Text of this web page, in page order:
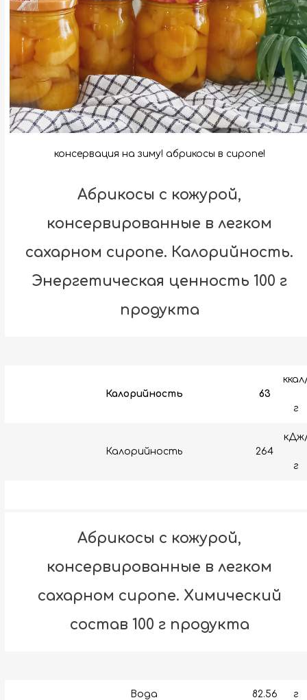
консервация на зиму! абрикосы в сиропе!
Абрикосы с кожурой,
консервированные в легком
сахарном сиропе. Калорийность.
Энергетическая ценность 100 г
продукта
Калорийность 63
г
Калорийность 264
г
Абрикосы с кожурой,
консервированные в легком
сахарном сиропе. Химический
состав 100 г продукта
Вода 82.56 г